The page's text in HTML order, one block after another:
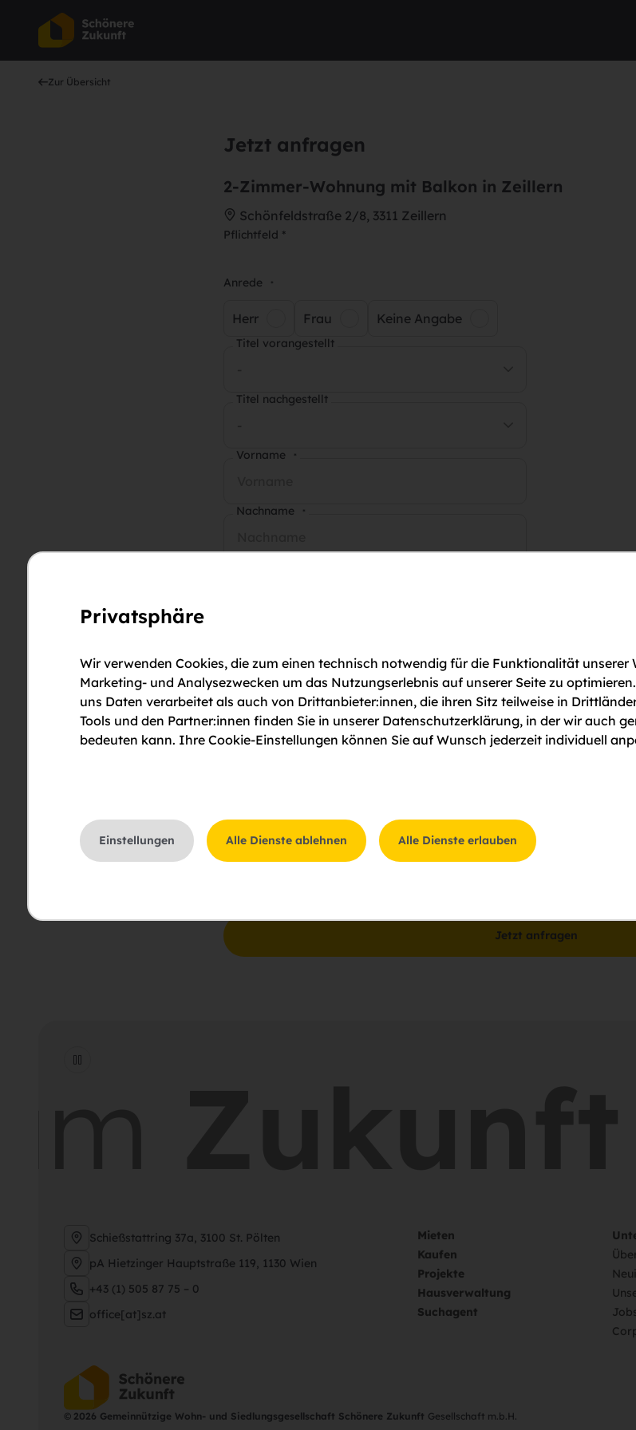
Zur Übersicht
Jetzt anfragen
2-Zimmer-Wohnung mit Balkon in Zeillern
Schönfeldstraße 2/8, 3311 Zeillern
Pflichtfeld *
Anrede *
Herr Frau Keine Angabe
Titel vorangestellt
Titel nachgestellt
Vorname *
Nachname *
Anmerkungen
Bitte um Rückruf
Bitte um eine Besichtigung
Schießstattring 37a, 3100 St. Pölten
pA Hietzinger Hauptstraße 119, 1130 Wien
+43 (1) 505 87 75 – 0
office[at]sz.at
Mieten
Kaufen
Projekte
Hausverwaltung
Suchagent
© 2026 Gemeinnützige Wohn- und Siedlungsgesellschaft Schönere Zukunft Gesellschaft m.b.H.
Privatsphäre
Wir verwenden Cookies, die zum einen technisch notwendig für die Funktionalität unserer
Marketing- und Analysezwecken um das Nutzungserlebnis auf unserer Seite zu
uns Daten verarbeitet als auch von Drittanbieter:innen, die ihren Sitz teilweise in
Tools und den Partner:innen finden Sie in unserer Datenschutzerklärung, in der wir auch
bedeuten kann. Ihre Cookie-Einstellungen können Sie auf Wunsch jederzeit individuell
Einstellungen Alle Dienste ablehnen Alle Dienste erlauben